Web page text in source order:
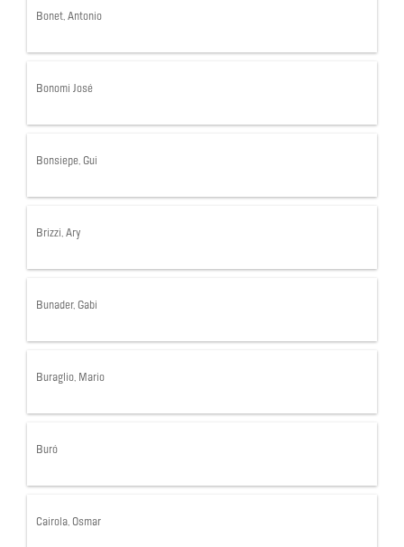
Bonet, Antonio
Bonomi José
Bonsiepe, Gui
Brizzi, Ary
Bunader, Gabi
Buraglio, Mario
Buró
Cairola, Osmar